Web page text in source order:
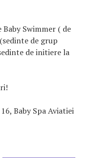
Swimmer ( de
de grup
de initiere la
Baby Spa Aviatiei